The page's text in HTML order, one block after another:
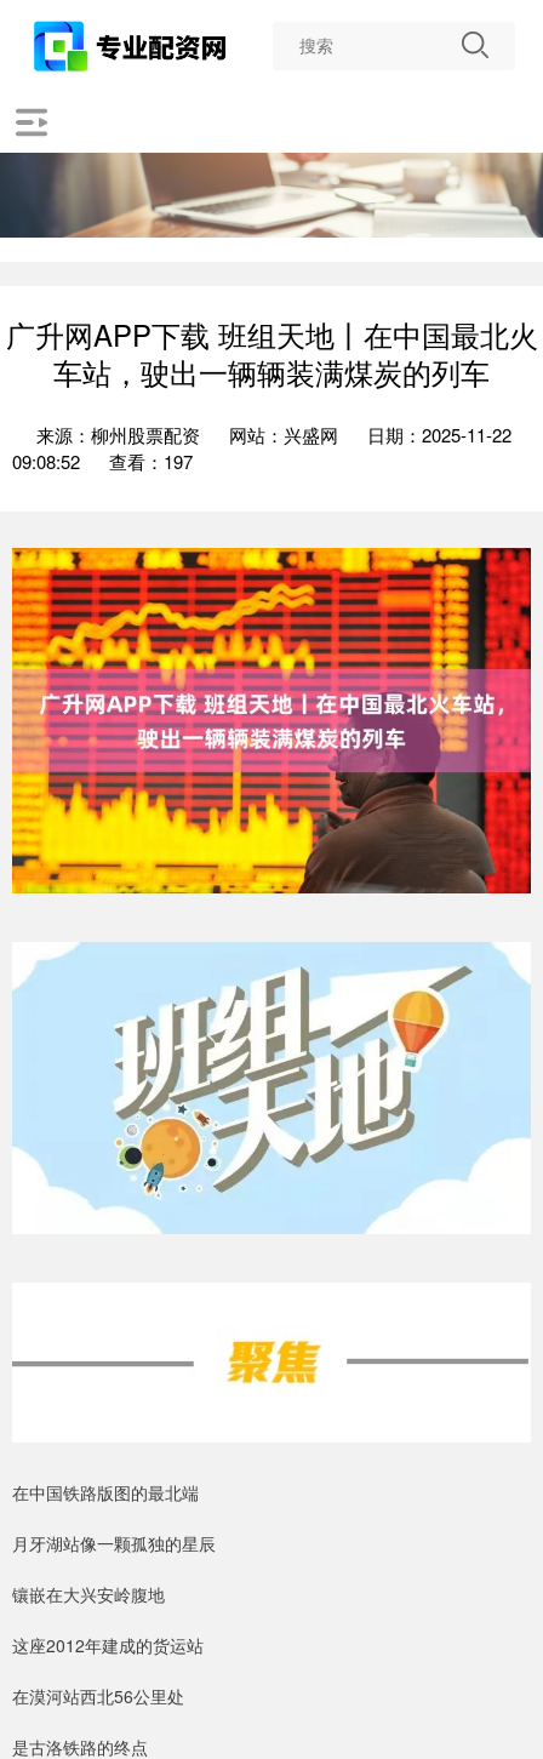
广升网APP下载 班组天地丨在中国最北火
车站，驶出一辆辆装满煤炭的列车
来源：柳州股票配资 网站：兴盛网
日期：2025-11-22
09:08:52
查看：197
在中国铁路版图的最北端
月牙湖站像一颗孤独的星辰
镶嵌在大兴安岭腹地
这座2012年建成的货运站
在漠河站西北56公里处
是古洛铁路的终点